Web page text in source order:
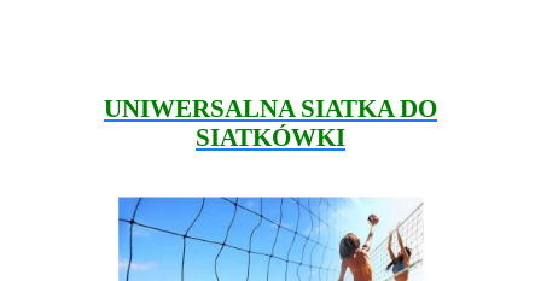
UNIWERSALNA SIATKA DO
SIATKÓWKI